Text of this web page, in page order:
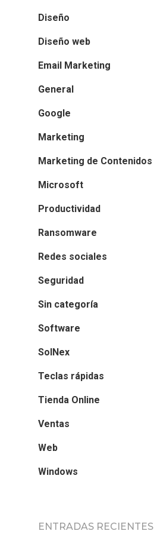
Diseño
Diseño web
Email Marketing
General
Google
Marketing
Marketing de Contenidos
Microsoft
Productividad
Ransomware
Redes sociales
Seguridad
Sin categoría
Software
SolNex
Teclas rápidas
Tienda Online
Ventas
Web
Windows
ENTRADAS RECIENTES